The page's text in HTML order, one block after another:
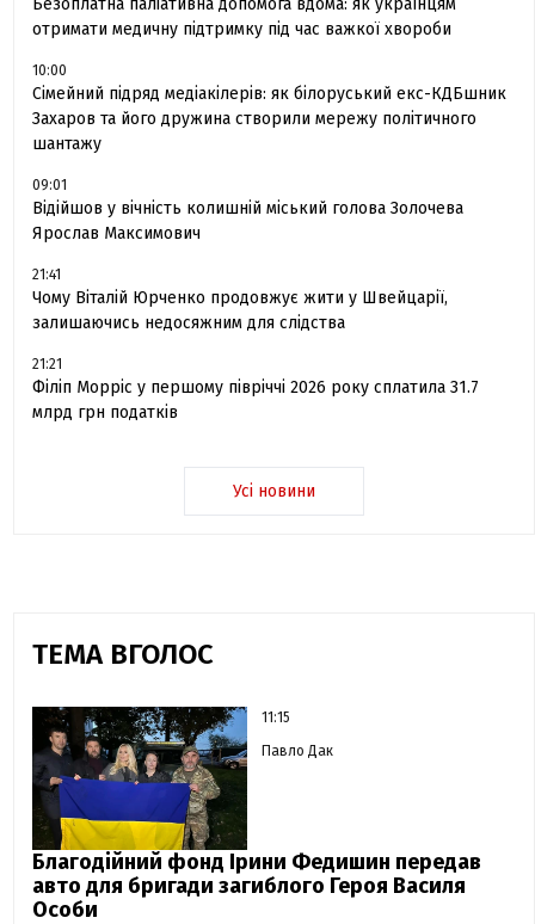
Безоплатна паліативна допомога вдома: як українцям
отримати медичну підтримку під час важкої хвороби
10:00
Сімейний підряд медіакілерів: як білоруський екс-КДБшник
Захаров та його дружина створили мережу політичного
шантажу
09:01
Відійшов у вічність колишній міський голова Золочева
Ярослав Максимович
21:41
Чому Віталій Юрченко продовжує жити у Швейцарії,
залишаючись недосяжним для слідства
21:21
Філіп Морріс у першому півріччі 2026 року сплатила 31.7
млрд грн податків
Усі новини
ТЕМА ВГОЛОС
11:15
Павло Дак
Благодійний фонд Ірини Федишин передав
авто для бригади загиблого Героя Василя
Особи